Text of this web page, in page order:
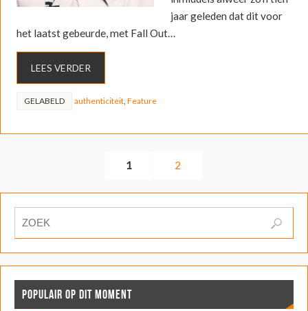
jaar geleden dat dit voor
het laatst gebeurde, met Fall Out…
LEES VERDER
GELABELD authenticiteit, Feature
1 2
POPULAIR OP DIT MOMENT